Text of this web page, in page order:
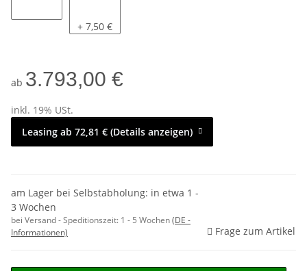
mit
+ 7,50 €
ab 3.793,00 €
inkl. 19% USt.
Leasing ab 72,81 € (Details anzeigen)
am Lager bei Selbstabholung: in etwa 1 -
3 Wochen
bei Versand - Speditionszeit: 1 - 5 Wochen(DE -
Informationen)
Frage zum Artikel